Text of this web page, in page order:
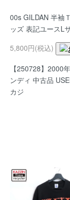
00s GILDAN 半袖
ッズ 表記ユースL
5,800円(税込)
【250728】2000
ンディ 中古品
カジ